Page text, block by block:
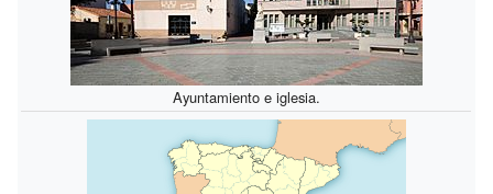
Ayuntamiento e iglesia.